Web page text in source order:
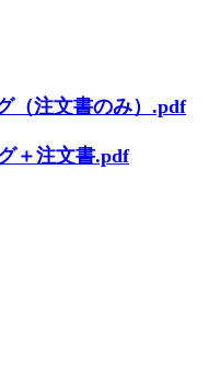
（注文書のみ）.pdf
＋注文書.pdf